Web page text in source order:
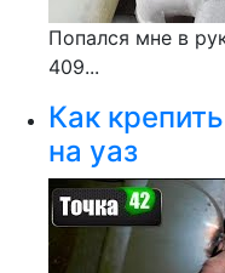
Попался мне в
409...
Как
на уаз